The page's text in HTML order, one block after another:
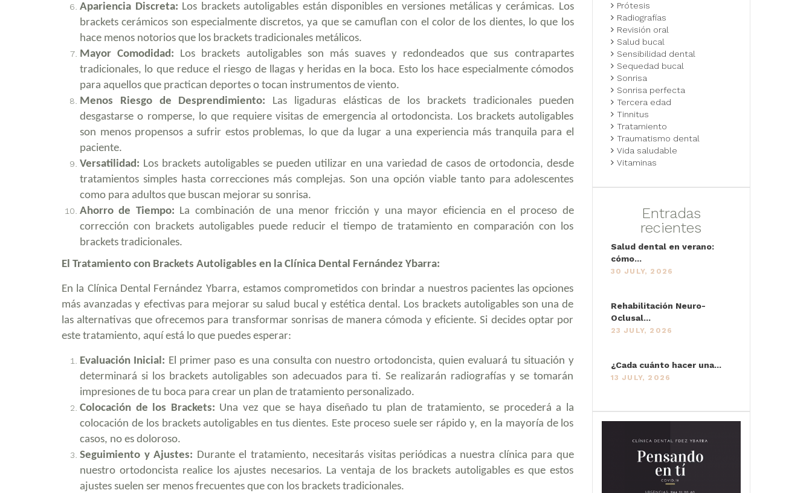
Apariencia Discreta: Los brackets autoligables están disponibles en versiones metálicas y cerámicas. Los
brackets cerámicos son especialmente discretos, ya que se camuflan con el color de los dientes, lo que los
hace menos notorios que los brackets tradicionales metálicos.
Mayor Comodidad: Los brackets autoligables son más suaves y redondeados que sus contrapartes
tradicionales, lo que reduce el riesgo de llagas y heridas en la boca. Esto los hace especialmente cómodos
para aquellos que practican deportes o tocan instrumentos de viento.
Menos Riesgo de Desprendimiento: Las ligaduras elásticas de los brackets tradicionales pueden
desgastarse o romperse, lo que requiere visitas de emergencia al ortodoncista. Los brackets autoligables
son menos propensos a sufrir estos problemas, lo que da lugar a una experiencia más tranquila para el
paciente.
Versatilidad: Los brackets autoligables se pueden utilizar en una variedad de casos de ortodoncia, desde
tratamientos simples hasta correcciones más complejas. Son una opción viable tanto para adolescentes
como para adultos que buscan mejorar su sonrisa.
Ahorro de Tiempo: La combinación de una menor fricción y una mayor eficiencia en el proceso de
corrección con brackets autoligables puede reducir el tiempo de tratamiento en comparación con los
brackets tradicionales.
El Tratamiento con Brackets Autoligables en la Clínica Dental Fernández Ybarra:
En la Clínica Dental Fernández Ybarra, estamos comprometidos con brindar a nuestros pacientes las opciones
más avanzadas y efectivas para mejorar su salud bucal y estética dental. Los brackets autoligables son una de
las alternativas que ofrecemos para transformar sonrisas de manera cómoda y eficiente. Si decides optar por
este tratamiento, aquí está lo que puedes esperar:
Evaluación Inicial: El primer paso es una consulta con nuestro ortodoncista, quien evaluará tu situación y
determinará si los brackets autoligables son adecuados para ti. Se realizarán radiografías y se tomarán
impresiones de tu boca para crear un plan de tratamiento personalizado.
Colocación de los Brackets: Una vez que se haya diseñado tu plan de tratamiento, se procederá a la
colocación de los brackets autoligables en tus dientes. Este proceso suele ser rápido y, en la mayoría de los
casos, no es doloroso.
Seguimiento y Ajustes: Durante el tratamiento, necesitarás visitas periódicas a nuestra clínica para que
nuestro ortodoncista realice los ajustes necesarios. La ventaja de los brackets autoligables es que estos
ajustes suelen ser menos frecuentes que con los brackets tradicionales.
Prótesis
Radiografías
Revisión oral
Salud bucal
Sensibilidad dental
Sequedad bucal
Sonrisa
Sonrisa perfecta
Tercera edad
Tinnitus
Tratamiento
Traumatismo dental
Vida saludable
Vitaminas
Entradas
recientes
Salud dental en verano:
cómo...
30 JULY, 2026
Rehabilitación Neuro-
Oclusal...
23 JULY, 2026
¿Cada cuánto hacer una...
13 JULY, 2026